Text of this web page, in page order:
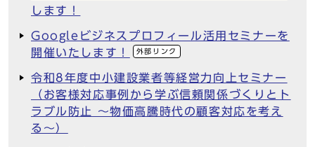
します！
Googleビジネスプロフィール活用セミナーを
開催いたします！
外部リンク
令和8年度中小建設業者等経営力向上セミナー
（お客様対応事例から学ぶ信頼関係づくりとト
ラブル防止 ～物価高騰時代の顧客対応を考え
る～）